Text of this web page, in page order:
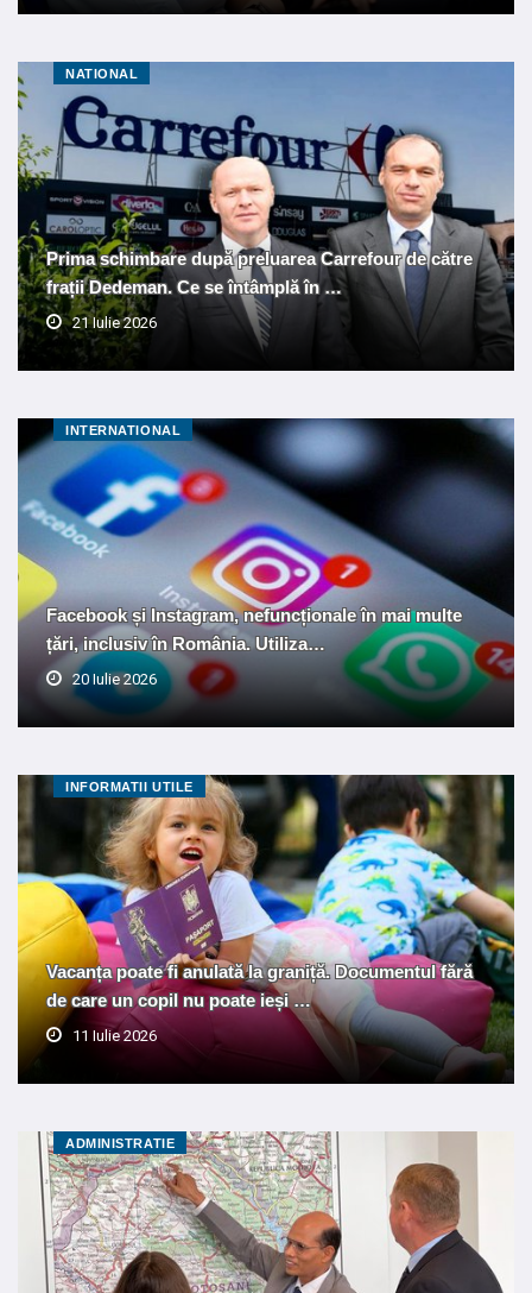
NATIONAL
Prima schimbare după preluarea Carrefour de către
frații Dedeman. Ce se întâmplă în …
21 Iulie 2026
INTERNATIONAL
Facebook și Instagram, nefuncționale în mai multe
țări, inclusiv în România. Utiliza…
20 Iulie 2026
INFORMATII UTILE
Vacanța poate fi anulată la graniță. Documentul fără
de care un copil nu poate ieși …
11 Iulie 2026
ADMINISTRATIE